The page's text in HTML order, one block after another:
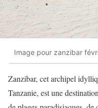
Image pour zanzibar
Zanzibar, cet archipel
Tanzanie, est une